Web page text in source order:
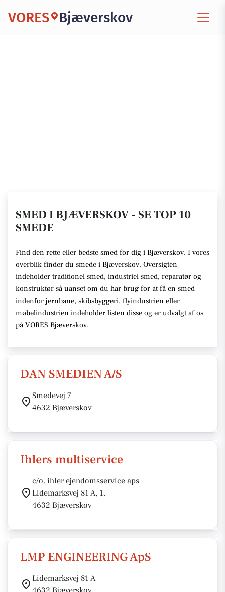
VORES Bjæverskov
SMED I BJÆVERSKOV - SE TOP 10
SMEDE
Find den rette eller bedste smed for dig i Bjæverskov. I vores
overblik finder du smede i Bjæverskov. Oversigten
indeholder traditionel smed, industriel smed, reparatør og
konstruktør så uanset om du har brug for at få en smed
indenfor jernbane, skibsbyggeri, flyindustrien eller
møbelindustrien indeholder listen disse og er udvalgt af os
på VORES Bjæverskov.
DAN SMEDIEN A/S
Smedevej 7
4632 Bjæverskov
Ihlers multiservice
c/o. ihler ejendomsservice aps
Lidemarksvej 81 A, 1.
4632 Bjæverskov
LMP ENGINEERING ApS
Lidemarksvej 81 A